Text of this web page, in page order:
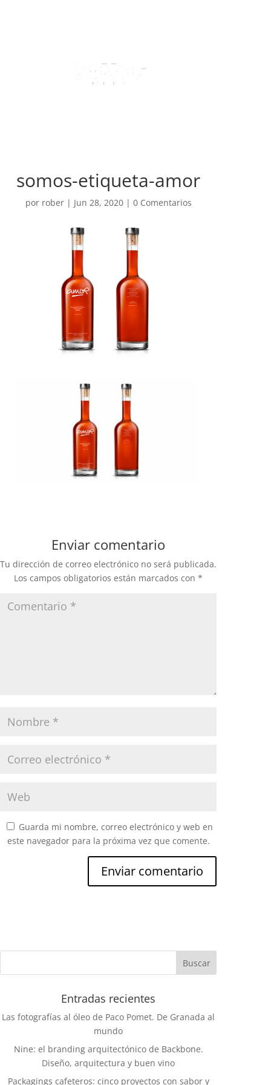
somos-etiqueta-amor
por rober| Jun 28, 2020| 0 Comentarios
Enviar comentario
Tu dirección de correo electrónico no será publicada.
Los campos obligatorios están marcados con*
Guarda mi nombre, correo electrónico y web en
este navegador para la próxima vez que comente.
Entradas recientes
Las fotografías al óleo de Paco Pomet. De Granada al
mundo
Nine: el branding arquitectónico de Backbone.
Diseño, arquitectura y buen vino
Packagings cafeteros: cinco proyectos con sabor y